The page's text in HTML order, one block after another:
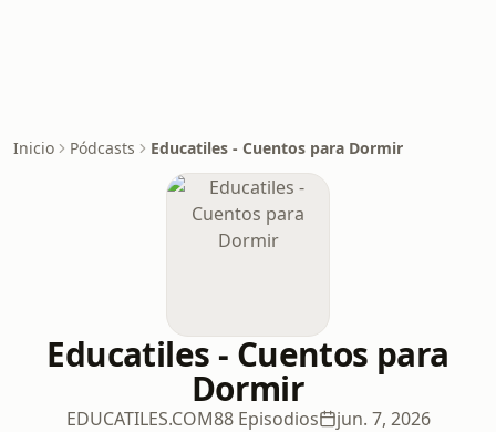
Inicio Pódcasts Educatiles - Cuentos para Dormir
Educatiles - Cuentos para
Dormir
EDUCATILES.COM88 Episodios jun. 7, 2026